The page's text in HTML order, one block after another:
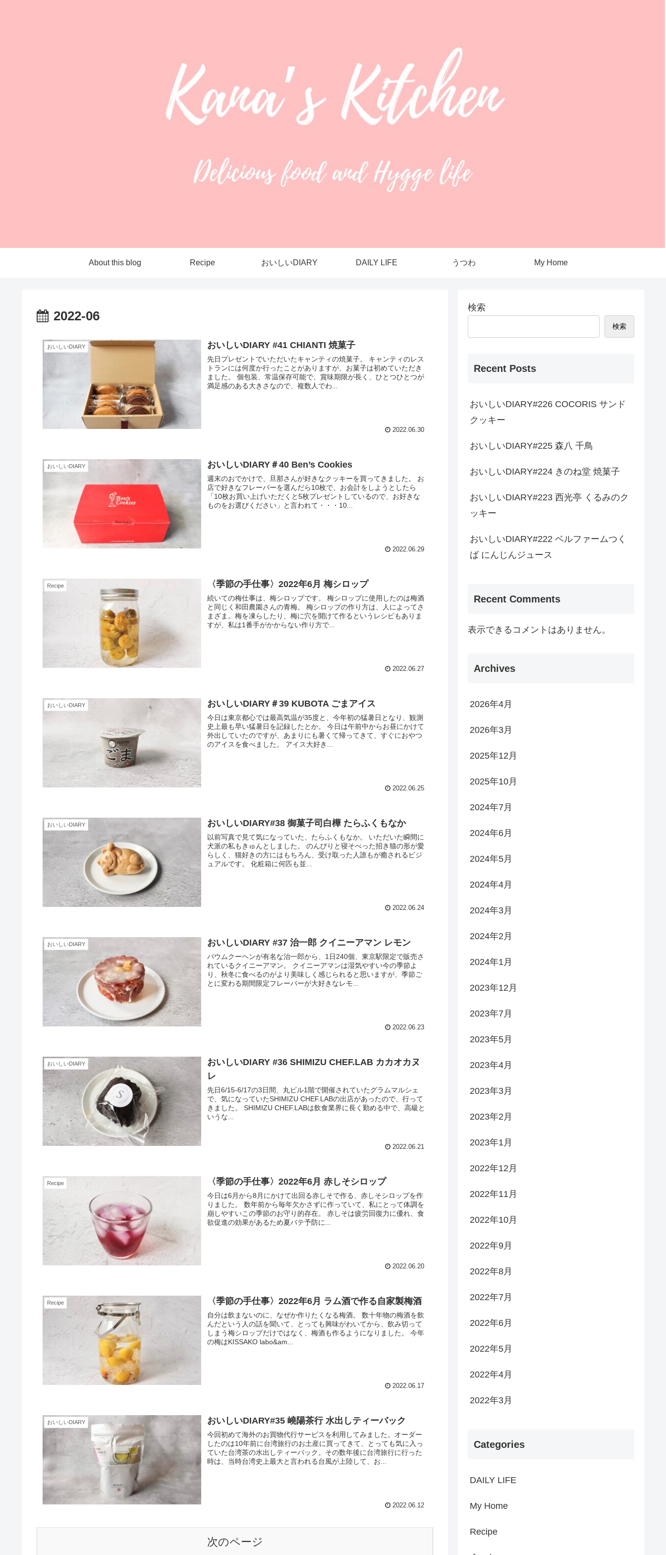
About this blog Recipe おいしいDIARY DAILY LIFE うつわ My Home
2022-06
おいしいDIARY おいしいDIARY #41 CHIANTI 焼菓子
先日プレゼントでいただいたキャンティの焼菓子。 キャンティのレス
トランには何度か行ったことがありますが、お菓子は初めていただき
ました。 個包装、常温保存可能で、賞味期限が長く、ひとつひとつが
満足感のある大きさなので、複数人でわ...
2022.06.30
おいしいDIARY おいしいDIARY＃40 Ben’s Cookies
週末のおでかけで、旦那さんが好きなクッキーを買ってきました。 お
店で好きなフレーバーを選んだら10枚で、お会計をしようとしたら
「10枚お買い上げいただくと5枚プレゼントしているので、お好きな
ものをお選びください」と言われて・・・10...
2022.06.29
Recipe 〈季節の手仕事〉2022年6月 梅シロップ
続いての梅仕事は、梅シロップです。 梅シロップに使用したのは梅酒
と同じく和田農園さんの青梅。 梅シロップの作り方は、人によってさ
まざま。梅を凍らしたり、梅に穴を開けて作るというレシピもありま
すが、私は1番手がかからない作り方で...
2022.06.27
おいしいDIARY おいしいDIARY＃39 KUBOTA ごまアイス
今日は東京都心では最高気温が35度と、今年初の猛暑日となり、観測
史上最も早い猛暑日を記録したとか。 今日は午前中からお昼にかけて
外出していたのですが、あまりにも暑くて帰ってきて、すぐにおやつ
のアイスを食べました。 アイス大好き...
2022.06.25
おいしいDIARY おいしいDIARY#38 御菓子司白樺 たらふくもなか
以前写真で見て気になっていた、たらふくもなか。 いただいた瞬間に
犬派の私もきゅんとしました。 のんびりと寝そべった招き猫の形が愛
らしく、猫好きの方にはもちろん、受け取った人誰もが癒されるビジ
ュアルです。 化粧箱に何匹も並...
2022.06.24
おいしいDIARY おいしいDIARY #37 治一郎 クイニーアマン レモン
バウムクーヘンが有名な治一郎から、1日240個、東京駅限定で販売さ
れているクイニーアマン。 クイニーアマンは湿気やすい今の季節よ
り、秋冬に食べるのがより美味しく感じられると思いますが、季節ご
とに変わる期間限定フレーバーが大好きなレモ...
2022.06.23
おいしいDIARY
おいしいDIARY #36 SHIMIZU CHEF.LAB カカオカヌ
レ
先日6/15-6/17の3日間、丸ビル1階で開催されていたグラムマルシェ
で、気になっていたSHIMIZU CHEF.LABの出店があったので、行って
きました。 SHIMIZU CHEF.LABは飲食業界に長く勤める中で、高級と
いうな...
2022.06.21
Recipe 〈季節の手仕事〉2022年6月 赤しそシロップ
今日は6月から8月にかけて出回る赤しそで作る、赤しそシロップを作
りました。 数年前から毎年欠かさずに作っていて、私にとって体調を
崩しやすいこの季節のお守り的存在。 赤しそは疲労回復力に優れ、食
欲促進の効果があるため夏バテ予防に...
2022.06.20
Recipe 〈季節の手仕事〉2022年6月 ラム酒で作る自家製梅酒
自分は飲まないのに、なぜか作りたくなる梅酒。 数十年物の梅酒を飲
んだという人の話を聞いて、とっても興味がわいてから、飲み切って
しまう梅シロップだけではなく、梅酒も作るようになりました。 今年
の梅はKISSAKO labo&am...
2022.06.17
おいしいDIARY おいしいDIARY#35 嶢陽茶行 水出しティーバック
今回初めて海外のお買物代行サービスを利用してみました。オーダー
したのは10年前に台湾旅行のお土産に買ってきて、とっても気に入っ
ていた台湾茶の水出しティーバック。その数年後に台湾旅行に行った
時は、当時台湾史上最大と言われる台風が上陸して、お...
2022.06.12
次のページ
検索
検索
Recent Posts
おいしいDIARY#226 COCORIS サンド
クッキー
おいしいDIARY#225 森八 千鳥
おいしいDIARY#224 きのね堂 焼菓子
おいしいDIARY#223 西光亭 くるみのク
ッキー
おいしいDIARY#222 ベルファームつく
ば にんじんジュース
Recent Comments
表示できるコメントはありません。
Archives
2026年4月
2026年3月
2025年12月
2025年10月
2024年7月
2024年6月
2024年5月
2024年4月
2024年3月
2024年2月
2024年1月
2023年12月
2023年7月
2023年5月
2023年4月
2023年3月
2023年2月
2023年1月
2022年12月
2022年11月
2022年10月
2022年9月
2022年8月
2022年7月
2022年6月
2022年5月
2022年4月
2022年3月
Categories
DAILY LIFE
My Home
Recipe